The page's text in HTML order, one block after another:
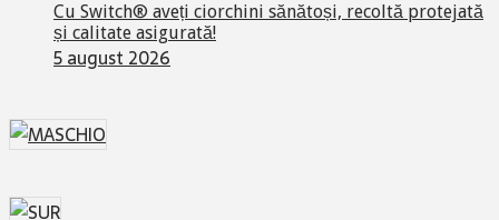
Cu Switch® aveți ciorchini sănătoși, recoltă protejată
și calitate asigurată!
5 august 2026